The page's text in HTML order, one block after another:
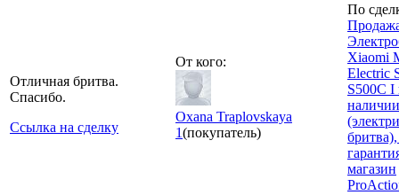
Отличная бритва.
Спасибо.
Ссылка на сделку
От кого:
Oxana Traplovskaya
1(покупатель)
По
Xiaomi
Electric
S500C I
магазин